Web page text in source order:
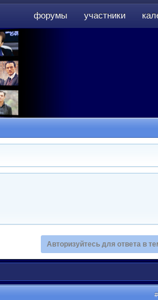
форумы участники
Авторизуйтесь для ответа в